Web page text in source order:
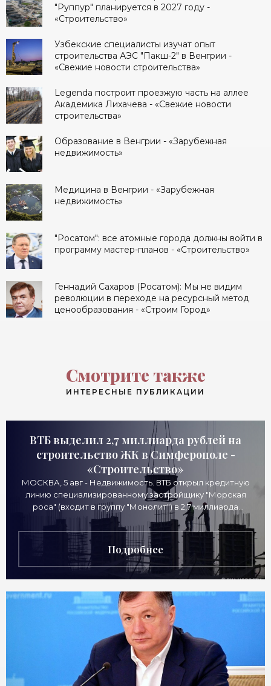
"Руппур" планируется в 2027 году -
«Строительство»
Узбекские специалисты изучат опыт
строительства АЭС "Пакш-2" в Венгрии -
«Свежие новости строительства»
Legenda построит проезжую часть на аллее
Академика Лихачева - «Свежие новости
строительства»
Образование в Венгрии - «Зарубежная
недвижимость»
Медицина в Венгрии - «Зарубежная
недвижимость»
"Росатом": все атомные города должны войти в
программу мастер-планов - «Строительство»
Геннадий Сахаров (Росатом): Мы не видим
революции в переходе на ресурсный метод
ценообразования - «Строим Город»
Смотрите также
ИНТЕРЕСНЫЕ ПУБЛИКАЦИИ
ВТБ выделил 2,7 миллиарда рублей на
строительство ЖК в Симферополе -
«Строительство»
МОСКВА, 5 авг - Недвижимость. ВТБ открыл кредитную
линию специализированному застройщику "Морская
роса" (входит в группу "Монолит") в 2,7 миллиарда
рублей для
Подробнее